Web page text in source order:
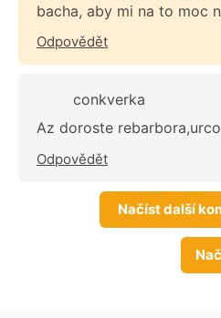
bacha, aby mi na to moc
Odpovědět
conkverka
Az doroste
Odpovědět
Načíst další